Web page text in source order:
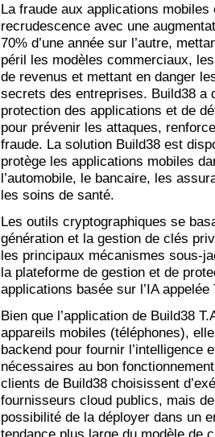
La fraude aux applications mobiles
recrudescence avec une
70% d’une année sur l’autre,
péril les modèles commerciaux,
de revenus et mettant en danger
secrets des entreprises. Build38 a
protection des applications et de
pour prévenir les attaques,
fraude. La solution Build38 est
protège les applications mobiles
l’automobile, le bancaire, les
les soins de santé.
Les outils cryptographiques se
génération et la gestion de clés
les principaux mécanismes sous-
la plateforme de gestion et de
applications basée sur l’IA
Bien que l’application de Build38
appareils mobiles (téléphones),
backend pour fournir l’intelligence
nécessaires au bon
clients de Build38 choisissent
fournisseurs cloud publics, mais
possibilité de la déployer dans un
tendance plus large du modèle de